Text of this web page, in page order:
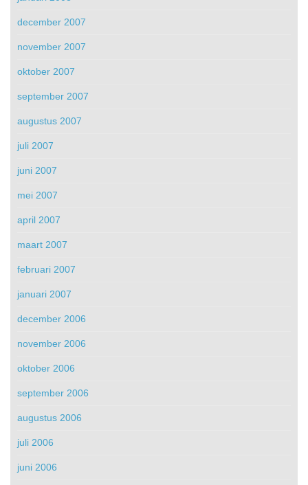
december 2007
november 2007
oktober 2007
september 2007
augustus 2007
juli 2007
juni 2007
mei 2007
april 2007
maart 2007
februari 2007
januari 2007
december 2006
november 2006
oktober 2006
september 2006
augustus 2006
juli 2006
juni 2006